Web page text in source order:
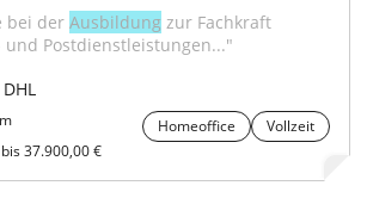
bei der Ausbildung zur Fachkraft
und Postdienstleistungen..."
Homeoffice
Vollzeit
37.900,00 €